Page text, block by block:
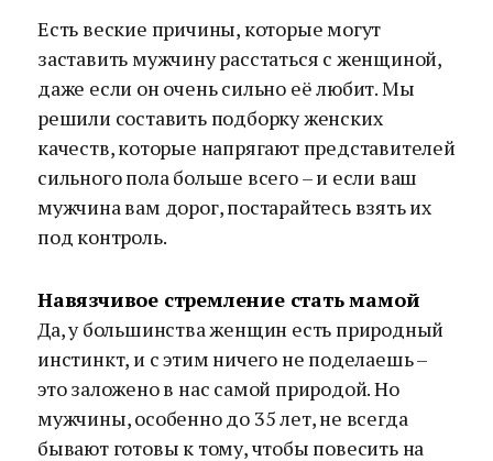
Есть веские причины, которые могут
заставить мужчину расстаться с женщиной,
даже если он очень сильно её любит. Мы
решили составить подборку женских
качеств, которые напрягают представителей
сильного пола больше всего – и если ваш
мужчина вам дорог, постарайтесь взять их
под контроль.
Навязчивое стремление стать мамой
Да, у большинства женщин есть природный
инстинкт, и с этим ничего не поделаешь –
это заложено в нас самой природой. Но
мужчины, особенно до 35 лет, не всегда
бывают готовы к тому, чтобы повесить на